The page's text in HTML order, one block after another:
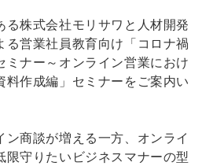
る株式会社モリサワと人材開発
る営業社員教育向け「コロナ禍
ミナー～オンライン営業におけ
料作成編」セミナーをご案内い
ン商談が増える一方、オンライ
限守りたいビジネスマナーの型